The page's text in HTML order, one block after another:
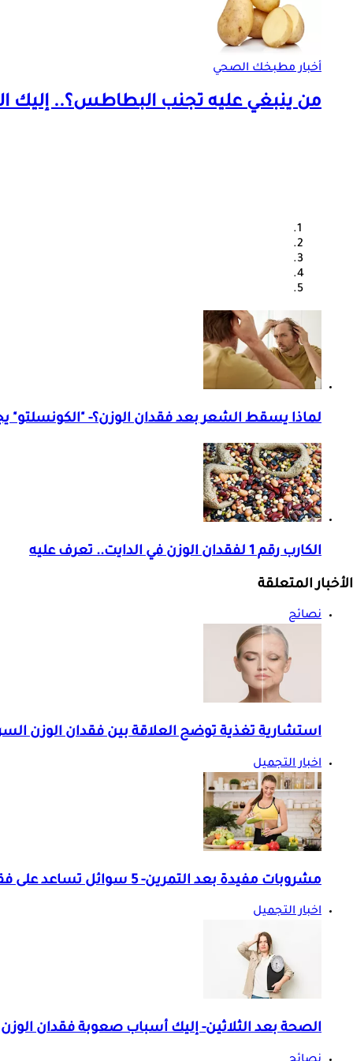
أخبار مطبخك الصحي
من ينبغي عليه تجنب البطاطس؟.. إليك
لماذا يسقط الشعر بعد فقدان الوزن؟- "الكونسلتو"
الكارب رقم 1 لفقدان الوزن في الدايت.. تعرف عليه
الأخبار المتعلقة
نصائح
استشارية تغذية توضح العلاقة بين فقدان الوزن
اخبار التجميل
مشروبات مفيدة بعد التمرين- 5 سوائل تساعد على فقدان الوزن
اخبار التجميل
الصحة بعد الثلاثين- إليك أسباب صعوبة فقدان الوزن